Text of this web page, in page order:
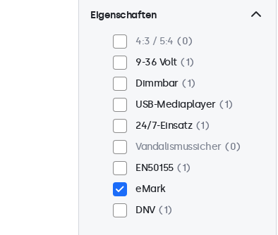
Eigenschaften
4:3 / 5:4
0
9-36 Volt
1
Dimmbar
1
USB-Mediaplayer
1
24/7-Einsatz
1
Vandalismussicher
0
EN50155
1
eMark
DNV
1